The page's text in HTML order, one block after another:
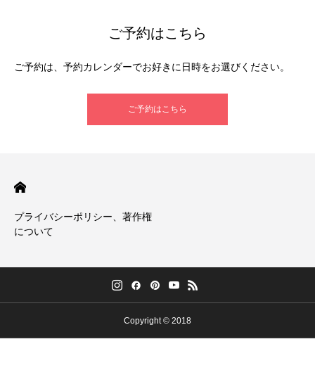
ご予約はこちら
ご予約は、予約カレンダーでお好きに日時をお選びください。
ご予約はこちら
プライバシーポリシー、著作権
について
Copyright © 2018